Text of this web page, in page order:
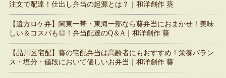
注文で配達！仕出し弁当の起源とは？｜和洋創作 葵
【遠方ロケ弁】関東一帯・東海一部なら葵弁当におまかせ！美味
しい＆コスパも◎！弁当配達のQ＆A｜和洋創作 葵
【品川区宅配】葵の宅配弁当は高齢者にもおすすめ！栄養バラン
ス・塩分・値段において優しいお弁当｜和洋創作 葵